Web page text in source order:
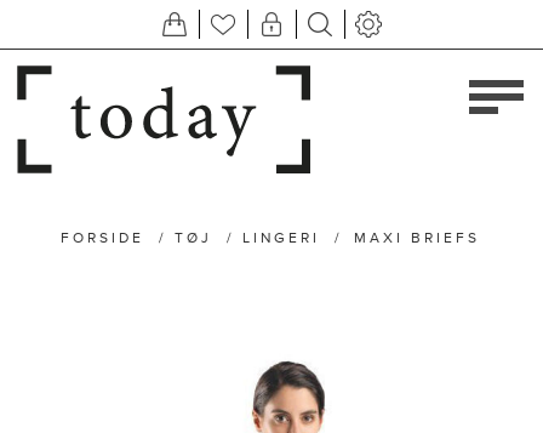
FORSIDE / TØJ / LINGERI / MAXI BRIEFS